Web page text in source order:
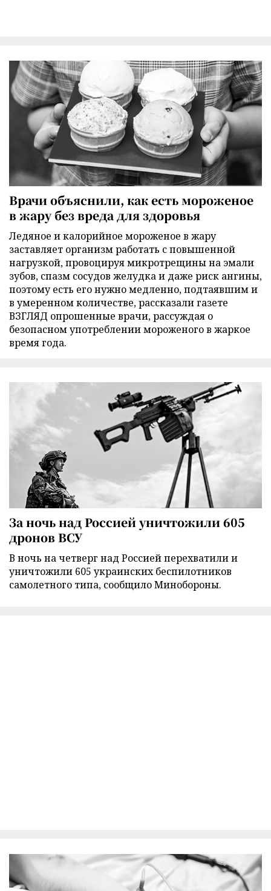
Врачи объяснили, как есть мороженое
в жару без вреда для здоровья
Ледяное и калорийное мороженое в жару
заставляет организм работать с повышенной
нагрузкой, провоцируя микротрещины на эмали
зубов, спазм сосудов желудка и даже риск ангины,
поэтому есть его нужно медленно, подтаявшим и
в умеренном количестве, рассказали газете
ВЗГЛЯД опрошенные врачи, рассуждая о
безопасном употреблении мороженого в жаркое
время года.
За ночь над Россией уничтожили 605
дронов ВСУ
В ночь на четверг над Россией перехватили и
уничтожили 605 украинских беспилотников
самолетного типа, сообщило Минобороны.